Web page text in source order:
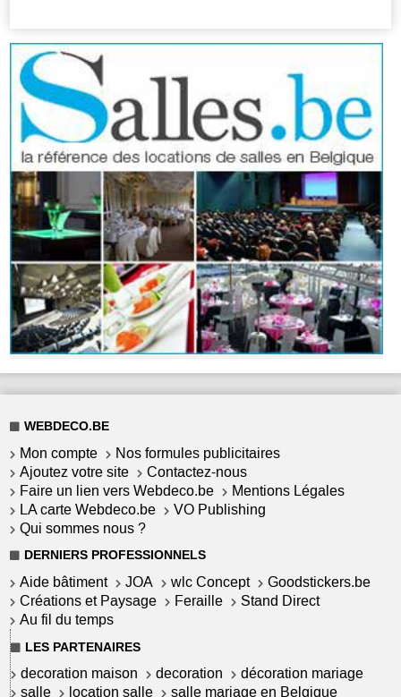
WEBDECO.BE
Mon compte
Nos formules publicitaires
Ajoutez votre site
Contactez-nous
Faire un lien vers Webdeco.be
Mentions Légales
LA carte Webdeco.be
VO Publishing
Qui sommes nous ?
DERNIERS PROFESSIONNELS
Aide bâtiment JOA wlc Concept
Goodstickers.be
Créations et Paysage
Feraille
Stand Direct
Au fil du temps
LES PARTENAIRES
decoration maison decoration
décoration mariage
salle
location salle salle mariage en Belgique